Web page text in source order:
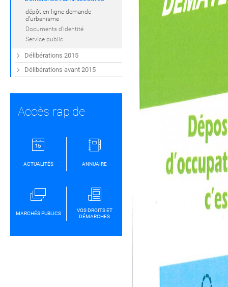
dépôt en ligne demande
d'urbanisme
Documents d'identité
Service public
Délibérations 2015
Délibérations avant 2015
Accès rapide
ACTUALITÉS ANNUAIRE
MARCHÉS PUBLICS
VOS DROITS ET
DÉMARCHES